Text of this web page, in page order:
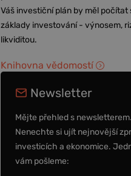
Váš investiční plán by měl počítat
základy investování - výnosem,
likviditou.
Knihovna vědomostí
Newsletter
Mějte přehled s newsletterem.
Nenechte si ujít nejnovější
investicích a ekonomice.
vám pošleme: